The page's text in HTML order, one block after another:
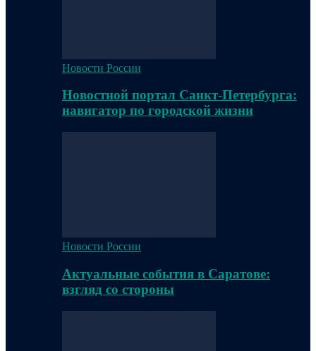
Новости России
Новостной портал Санкт-Петербурга:
навигатор по городской жизни
Новости России
Актуальные события в Саратове:
взгляд со стороны